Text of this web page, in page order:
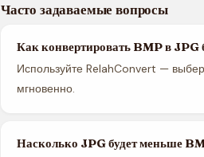
Часто задаваемые вопросы
Как конвертировать BMP в JPG
Используйте RelahConvert —
мгновенно.
Насколько JPG будет меньше